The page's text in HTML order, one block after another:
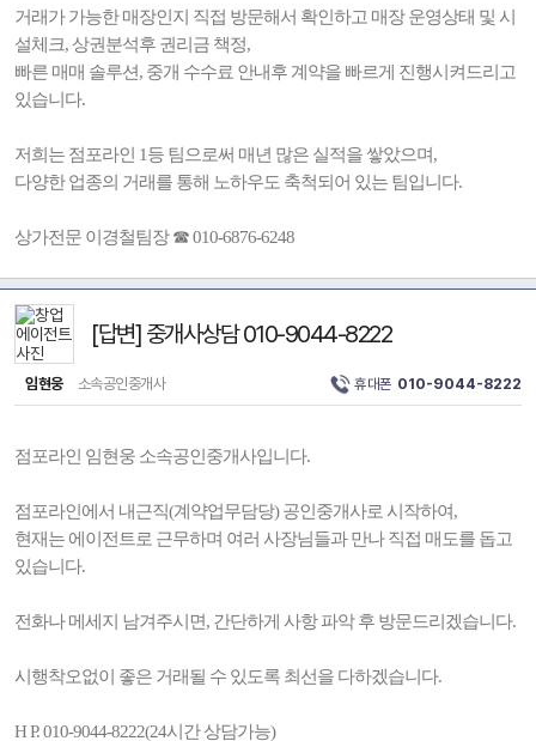
거래가 가능한 매장인지 직접 방문해서 확인하고 매장 운영상태 및 시
설체크, 상권분석후 권리금 책정,
빠른 매매 솔루션, 중개 수수료 안내후 계약을 빠르게 진행시켜드리고
있습니다.
저희는 점포라인 1등 팀으로써 매년 많은 실적을 쌓았으며,
다양한 업종의 거래를 통해 노하우도 축척되어 있는 팀입니다.
상가전문 이경철팀장 ☎ 010-6876-6248
[답변] 중개사상담 010-9044-8222
임현웅 소속공인중개사 휴대폰 010-9044-8222
점포라인 임현웅 소속공인중개사입니다.
점포라인에서 내근직(계약업무담당) 공인중개사로 시작하여,
현재는 에이전트로 근무하며 여러 사장님들과 만나 직접 매도를 돕고
있습니다.
전화나 메세지 남겨주시면, 간단하게 사항 파악 후 방문드리겠습니다.
시행착오없이 좋은 거래될 수 있도록 최선을 다하겠습니다.
H P. 010-9044-8222(24시간 상담가능)